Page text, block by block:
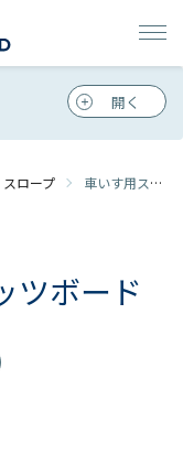
スロープ 車いす用スロープ レッツボード
ツボード